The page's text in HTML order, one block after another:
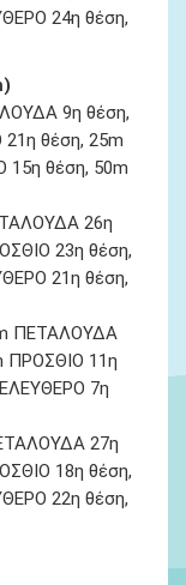
24η θέση,
9η θέση,
η θέση, 25m
15η θέση, 50m
26η
23η θέση,
21η θέση,
ΠΕΤΑΛΟΥΔΑ
ΠΡΟΣΘΙΟ 11η
7η
27η
18η θέση,
22η θέση,